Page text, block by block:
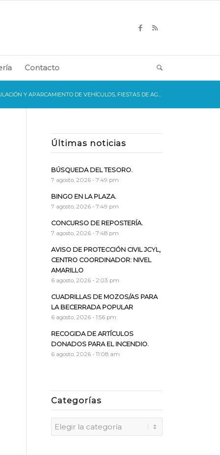
Contacto
Y APARCAMIENTO DE VEHÍCULOS, FIESTAS DE AG...
Últimas noticias
BÚSQUEDA DEL TESORO.
7 agosto, 2026 - 7:49 pm
BINGO EN LA PLAZA.
7 agosto, 2026 - 7:49 pm
CONCURSO DE REPOSTERÍA.
7 agosto, 2026 - 7:48 pm
AVISO DE PROTECCIÓN CIVIL JCYL,
CENTRO COORDINADOR: NIVEL
AMARILLO
6 agosto, 2026 - 2:03 pm
CUADRILLAS DE MOZOS/AS PARA
LA BECERRADA POPULAR
6 agosto, 2026 - 1:56 pm
RECOGIDA DE ARTÍCULOS
DONADOS PARA EL INCENDIO.
6 agosto, 2026 - 11:08 am
Categorías
Categorías